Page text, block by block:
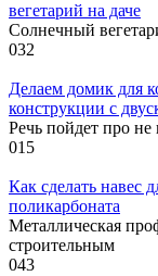
вегетарий на даче
Солнечный
032
Делаем домик для
конструкции с
Речь пойдет про не
015
Как сделать навес
поликарбоната
Металлическая
строительным
043